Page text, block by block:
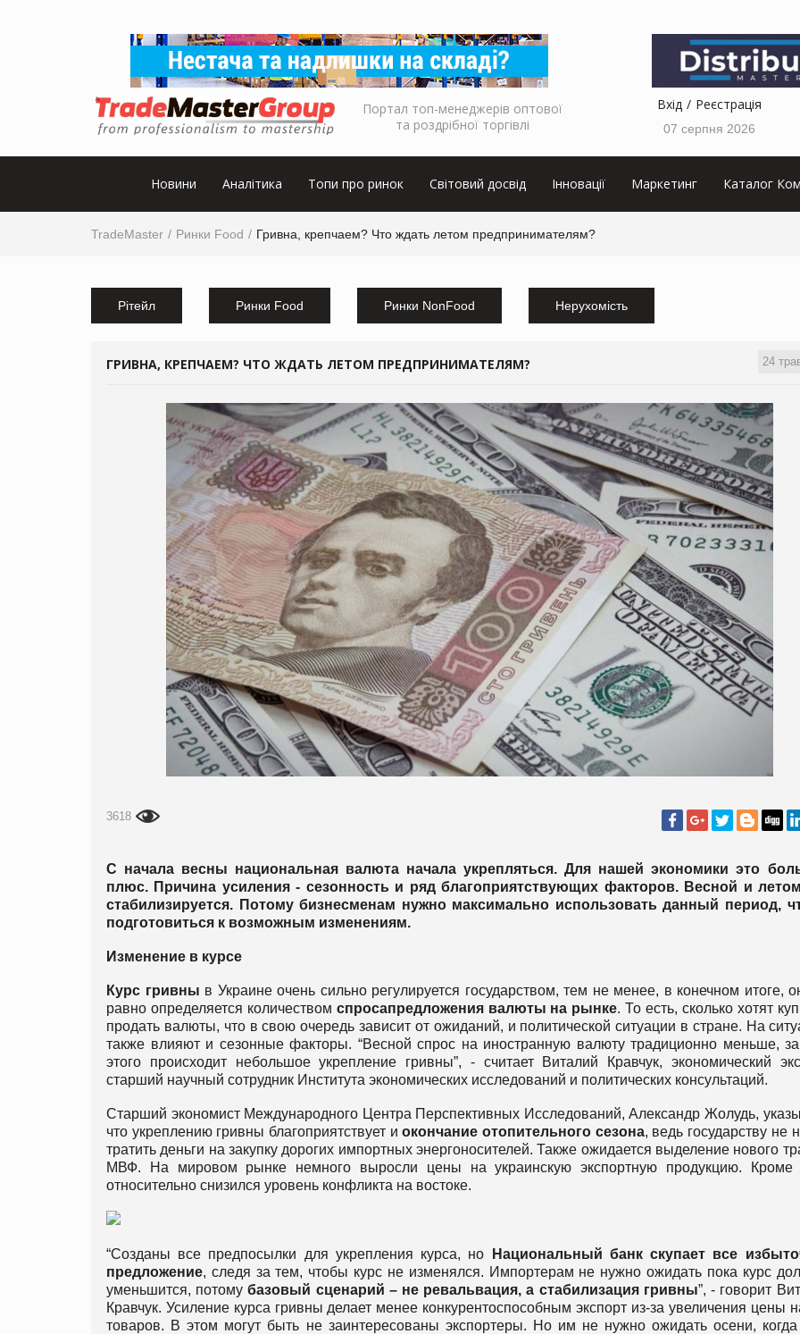
Портал топ-менеджерів оптової
та роздрібної торгівлі
Вхід Реєстрація
07 серпня 2026
Новини Аналітика Топи про ринок Світовий досвід Інновації Маркетинг Каталог
TradeMaster Ринки Food Гривна, крепчаем? Что ждать летом предпринимателям?
Рітейл Ринки Food Ринки NonFood Нерухомість
24
ГРИВНА, КРЕПЧАЕМ? ЧТО ЖДАТЬ ЛЕТОМ ПРЕДПРИНИМАТЕЛЯМ?
3618
С начала весны национальная валюта начала укрепляться. Для нашей экономики это
плюс. Причина усиления - сезонность и ряд благоприятствующих факторов. Весной и
стабилизируется. Потому бизнесменам нужно максимально использовать данный период,
подготовиться к возможным изменениям.
Изменение в курсе
Курс гривны в Украине очень сильно регулируется государством, тем не менее, в конечном итоге,
равно определяется количеством спросапредложения валюты на рынке. То есть, сколько хотят
продать валюты, что в свою очередь зависит от ожиданий, и политической ситуации в стране. На
также влияют и сезонные факторы. “Весной спрос на иностранную валюту традиционно меньше, за
этого происходит небольшое укрепление гривны”, - считает Виталий Кравчук, экономический
старший научный сотрудник Института экономических исследований и политических консультаций.
Старший экономист Международного Центра Перспективных Исследований, Александр Жолудь,
что укреплению гривны благоприятствует иокончание отопительного сезона, ведь государству не
тратить деньги на закупку дорогих импортных энергоносителей. Также ожидается выделение нового
МВФ. На мировом рынке немного выросли цены на украинскую экспортную продукцию. Кроме
относительно снизился уровень конфликта на востоке.
“Созданы все предпосылки для укрепления курса, но
Национальный банк скупает все
предложение, следя за тем, чтобы курс не изменялся. Импортерам не нужно ожидать пока курс
уменьшится, потомубазовый сценарий – не ревальвация, а стабилизация гривны”, - говорит
Кравчук. Усиление курса гривны делает менее конкурентоспособным экспорт из-за увеличения цены
товаров. В этом могут быть не заинтересованы экспортеры. Но им не нужно ожидать осени, когда